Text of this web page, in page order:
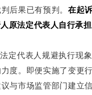
后果已有预判。在起
原法定代表人自行承
定代表人规避执行现
度。即便实施了变更
与市场监管部门建立